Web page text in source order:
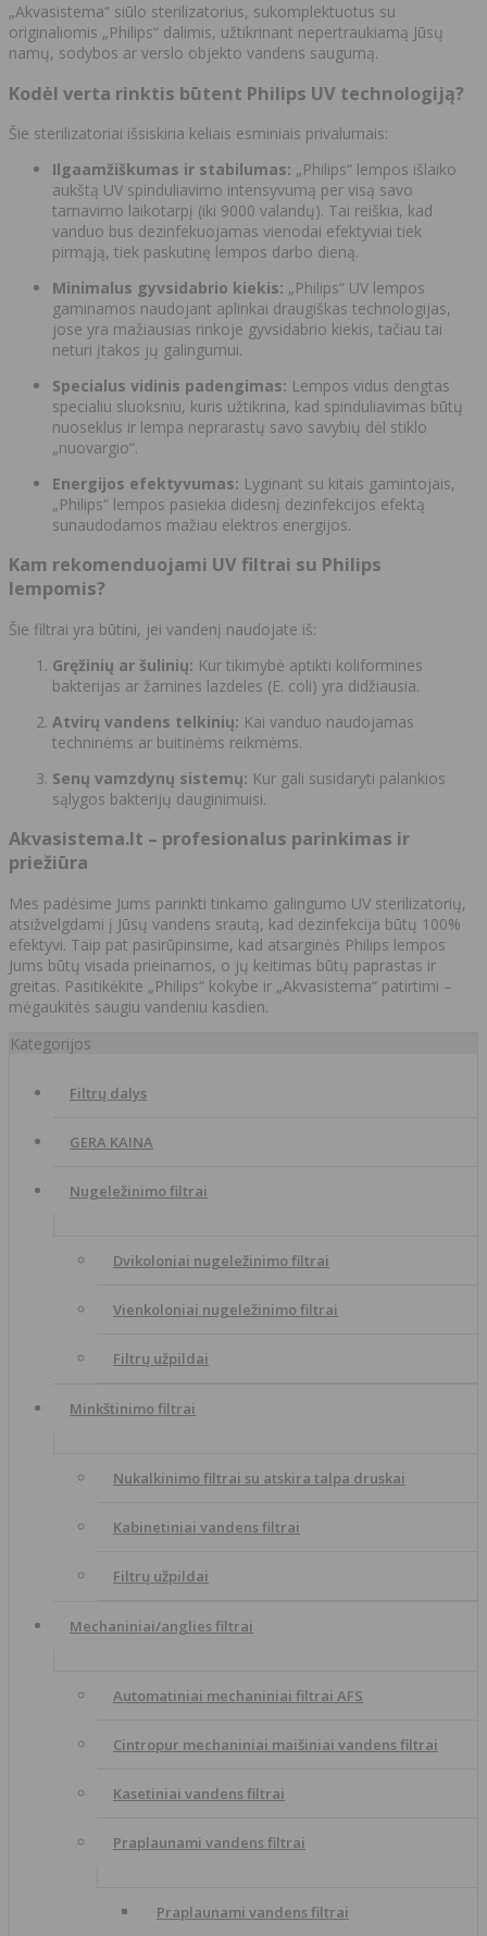
„Akvasistema“ siūlo sterilizatorius, sukomplektuotus su
originaliomis „Philips“ dalimis, užtikrinant nepertraukiamą Jūsų
namų, sodybos ar verslo objekto vandens saugumą.
Kodėl verta rinktis būtent Philips UV technologiją?
Šie sterilizatoriai išsiskiria keliais esminiais privalumais:
Ilgaamžiškumas ir stabilumas: „Philips“ lempos išlaiko
aukštą UV spinduliavimo intensyvumą per visą savo
tarnavimo laikotarpį (iki 9000 valandų). Tai reiškia, kad
vanduo bus dezinfekuojamas vienodai efektyviai tiek
pirmąją, tiek paskutinę lempos darbo dieną.
Minimalus gyvsidabrio kiekis: „Philips“ UV lempos
gaminamos naudojant aplinkai draugiškas technologijas,
jose yra mažiausias rinkoje gyvsidabrio kiekis, tačiau tai
neturi įtakos jų galingumui.
Specialus vidinis padengimas: Lempos vidus dengtas
specialiu sluoksniu, kuris užtikrina, kad spinduliavimas būtų
nuoseklus ir lempa neprarastų savo savybių dėl stiklo
„nuovargio“.
Energijos efektyvumas: Lyginant su kitais gamintojais,
„Philips“ lempos pasiekia didesnį dezinfekcijos efektą
sunaudodamos mažiau elektros energijos.
Kam rekomenduojami UV filtrai su Philips
lempomis?
Šie filtrai yra būtini, jei vandenį naudojate iš:
Gręžinių ar šulinių: Kur tikimybė aptikti koliformines
bakterijas ar žarnines lazdeles (E. coli) yra didžiausia.
Atvirų vandens telkinių: Kai vanduo naudojamas
techninėms ar buitinėms reikmėms.
Senų vamzdynų sistemų: Kur gali susidaryti palankios
sąlygos bakterijų dauginimuisi.
Akvasistema.lt – profesionalus parinkimas ir
priežiūra
Mes padėsime Jums parinkti tinkamo galingumo UV sterilizatorių,
atsižvelgdami į Jūsų vandens srautą, kad dezinfekcija būtų 100%
efektyvi. Taip pat pasirūpinsime, kad atsarginės Philips lempos
Jums būtų visada prieinamos, o jų keitimas būtų paprastas ir
greitas. Pasitikėkite „Philips“ kokybe ir „Akvasistema“ patirtimi –
mėgaukitės saugiu vandeniu kasdien.
Kategorijos
Filtrų dalys
GERA KAINA
Nugeležinimo filtrai
Dvikoloniai nugeležinimo filtrai
Vienkoloniai nugeležinimo filtrai
Filtrų užpildai
Minkštinimo filtrai
Nukalkinimo filtrai su atskira talpa druskai
Kabinetiniai vandens filtrai
Filtrų užpildai
Mechaniniai/anglies filtrai
Automatiniai mechaniniai filtrai AFS
Cintropur mechaniniai maišiniai vandens filtrai
Kasetiniai vandens filtrai
Praplaunami vandens filtrai
Praplaunami vandens filtrai